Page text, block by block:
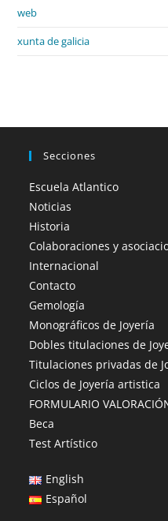
web
xunta de galicia
Secciones
Escuela Atlantico
Noticias
Historia
Colaboraciones y
Internacional
Contacto
Gemología
Monográficos de Joyería
Dobles titulaciones de
Titulaciones privadas de
Ciclos de Joyería artistica
FORMULARIO
Beca
Test Artístico
English
Español